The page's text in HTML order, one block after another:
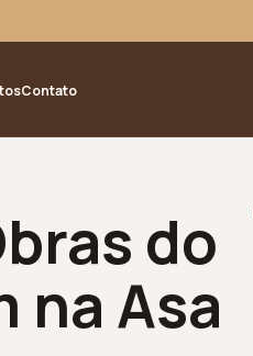
Contato
do
na Asa